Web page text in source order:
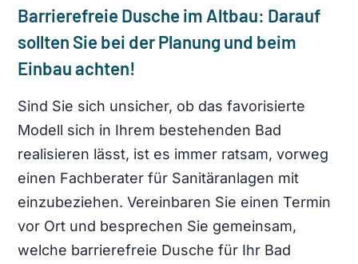
Barrierefreie Dusche im Altbau: Darauf
sollten Sie bei der Planung und beim
Einbau achten!
Sind Sie sich unsicher, ob das favorisierte
Modell sich in Ihrem bestehenden Bad
realisieren lässt, ist es immer ratsam, vorweg
einen Fachberater für Sanitäranlagen mit
einzubeziehen. Vereinbaren Sie einen Termin
vor Ort und besprechen Sie gemeinsam,
welche barrierefreie Dusche für Ihr Bad